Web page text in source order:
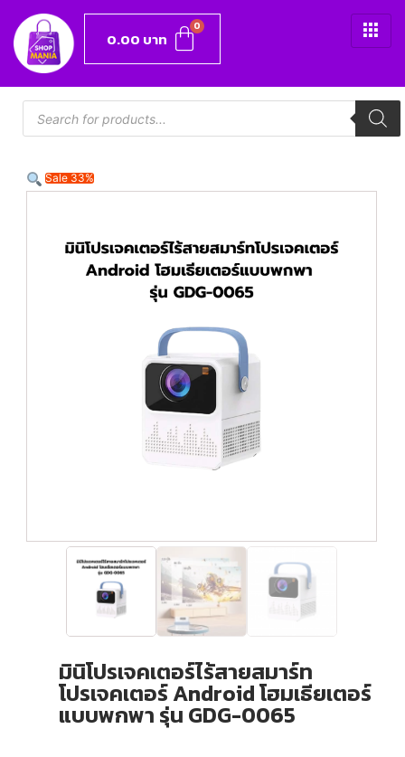
0.00 บาท
Sale 33%
มินิโปรเจคเตอร์ไร้สายสมาร์ท
โปรเจคเตอร์ Android โฮมเธียเตอร์
แบบพกพา รุ่น GDG-0065